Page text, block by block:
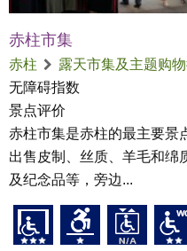
赤柱市集
赤柱
露天市集及主题购
无障碍指数
景点评价
赤柱市集是赤柱的最主要景
出售皮制、丝质、羊毛和绵
及纪念品等，旁边...